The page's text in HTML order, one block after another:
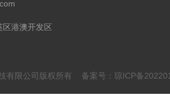
区港澳开发区
有限公司版权所有 备案号：琼ICP备